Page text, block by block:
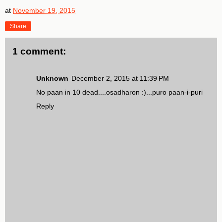
at November 19, 2015
Share
1 comment:
Unknown December 2, 2015 at 11:39 PM
No paan in 10 dead....osadharon :)...puro paan-i-puri
Reply